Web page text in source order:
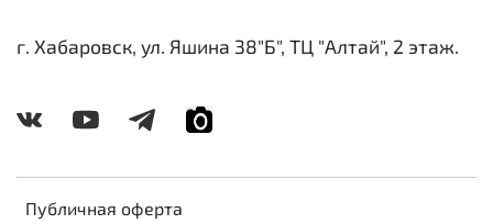
Публичная оферта
г. Хабаровск, ул. Яшина 38"Б", ТЦ "Алтай", 2 этаж.